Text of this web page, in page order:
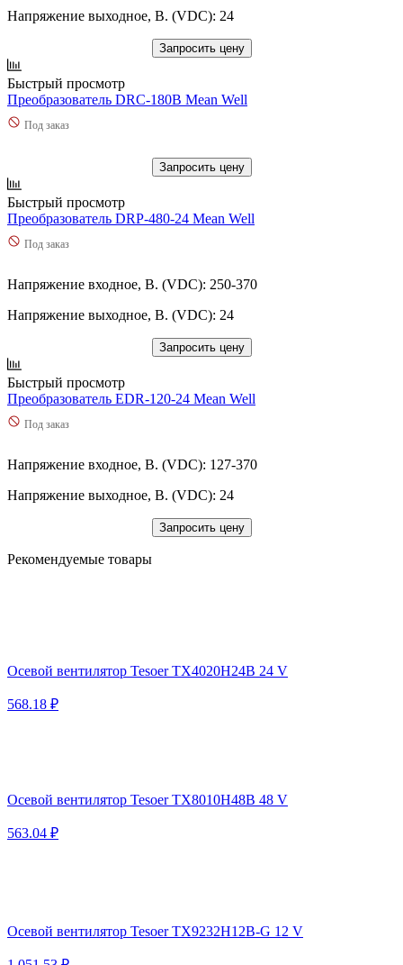
Напряжение выходное, В. (VDC): 24
Запросить цену
Быстрый просмотр
Преобразователь DRC-180B Mean Well
Под заказ
Запросить цену
Быстрый просмотр
Преобразователь DRP-480-24 Mean Well
Под заказ
Напряжение входное, В. (VDC): 250-370
Напряжение выходное, В. (VDC): 24
Запросить цену
Быстрый просмотр
Преобразователь EDR-120-24 Mean Well
Под заказ
Напряжение входное, В. (VDC): 127-370
Напряжение выходное, В. (VDC): 24
Запросить цену
Рекомендуемые товары
Осевой вентилятор Tesoer TX4020H24B 24 V
568.18 ₽
Осевой вентилятор Tesoer TX8010H48B 48 V
563.04 ₽
Осевой вентилятор Tesoer TX9232H12B-G 12 V